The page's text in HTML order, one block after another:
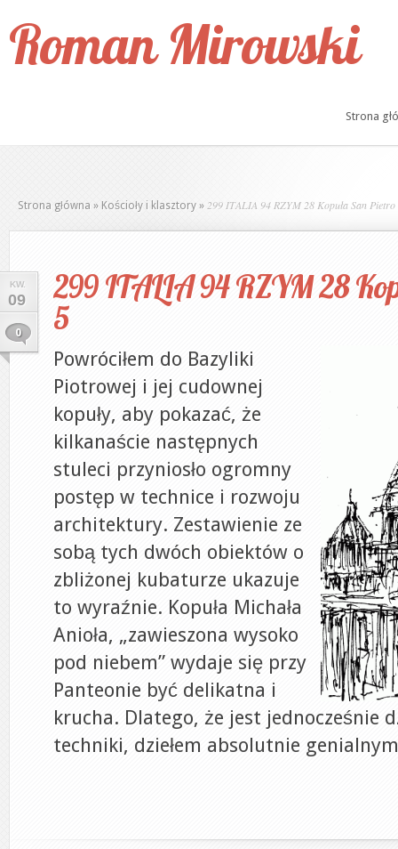
Roman Mirowski
Strona
Strona główna » Kościoły i klasztory » 299 ITALIA 94 RZYM 28 Kopuła San Pietro
KW.
09
0
299 ITALIA 94 RZYM 28
5
Powróciłem do Bazyliki
Piotrowej i jej cudownej
kopuły, aby pokazać, że
kilkanaście następnych
stuleci przyniosło ogromny
postęp w technice i rozwoju
architektury. Zestawienie ze
sobą tych dwóch obiektów o
zbliżonej kubaturze ukazuje
to wyraźnie. Kopuła Michała
Anioła, „zawieszona wysoko
pod niebem” wydaje się przy
Panteonie być delikatna i
krucha. Dlatego, że jest jednocześnie
techniki, dziełem absolutnie